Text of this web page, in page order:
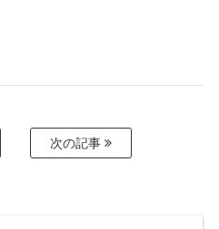
次の記事